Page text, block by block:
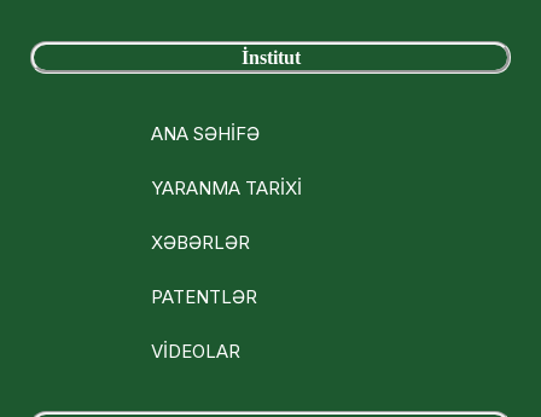
İnstitut
ANA SƏHİFƏ
YARANMA TARİXİ
XƏBƏRLƏR
PATENTLƏR
VİDEOLAR